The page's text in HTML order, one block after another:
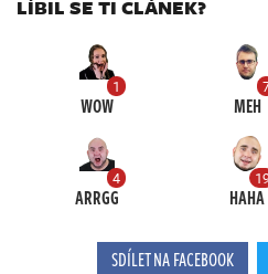
LÍBIL SE TI ČLÁNEK?
1
WOW MEH
4
ARRGG HAHA
SDÍLET NA FACEBOOK